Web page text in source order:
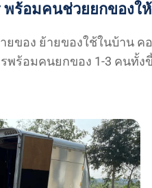
พร้อมคนช่วยยกของใ
ยของ ย้ายของใช้ในบ้าน
พร้อมคนยกของ 1-3 คนทั้ง